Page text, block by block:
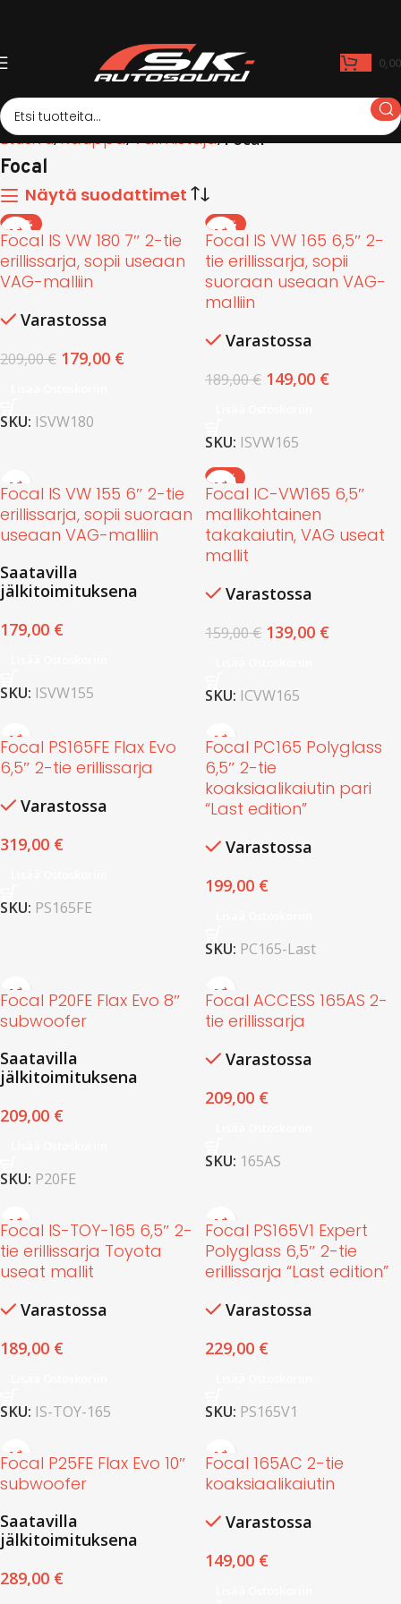
Etusivu Kauppa Valmistaja Focal
Focal
Näytä suodattimet
-14%
Focal IS VW 180 7″ 2-tie
erillissarja, sopii useaan
VAG-malliin
Varastossa
209,00€ 179,00 €
SKU: ISVW180
-21%
Focal IS VW 165 6,5″ 2-
tie erillissarja, sopii
suoraan useaan VAG-
malliin
Varastossa
189,00€ 149,00 €
SKU: ISVW165
Focal IS VW 155 6″ 2-tie
erillissarja, sopii suoraan
useaan VAG-malliin
Saatavilla
jälkitoimituksena
179,00 €
SKU: ISVW155
-13%
Focal IC-VW165 6,5″
mallikohtainen
takakaiutin, VAG useat
mallit
Varastossa
159,00€ 139,00 €
SKU: ICVW165
Focal PS165FE Flax Evo
6,5″ 2-tie erillissarja
Varastossa
319,00 €
SKU: PS165FE
Focal PC165 Polyglass
6,5″ 2-tie
koaksiaalikaiutin pari
“Last edition”
Varastossa
199,00 €
SKU: PC165-Last
Focal P20FE Flax Evo 8″
subwoofer
Saatavilla
jälkitoimituksena
209,00 €
SKU: P20FE
Focal ACCESS 165AS 2-
tie erillissarja
Varastossa
209,00 €
SKU: 165AS
Focal IS-TOY-165 6,5″ 2-
tie erillissarja Toyota
useat mallit
Varastossa
189,00 €
SKU: IS-TOY-165
Focal PS165V1 Expert
Polyglass 6,5″ 2-tie
erillissarja “Last edition”
Varastossa
229,00 €
SKU: PS165V1
Focal P25FE Flax Evo 10″
subwoofer
Saatavilla
jälkitoimituksena
289,00 €
Focal 165AC 2-tie
koaksiaalikaiutin
Varastossa
149,00 €